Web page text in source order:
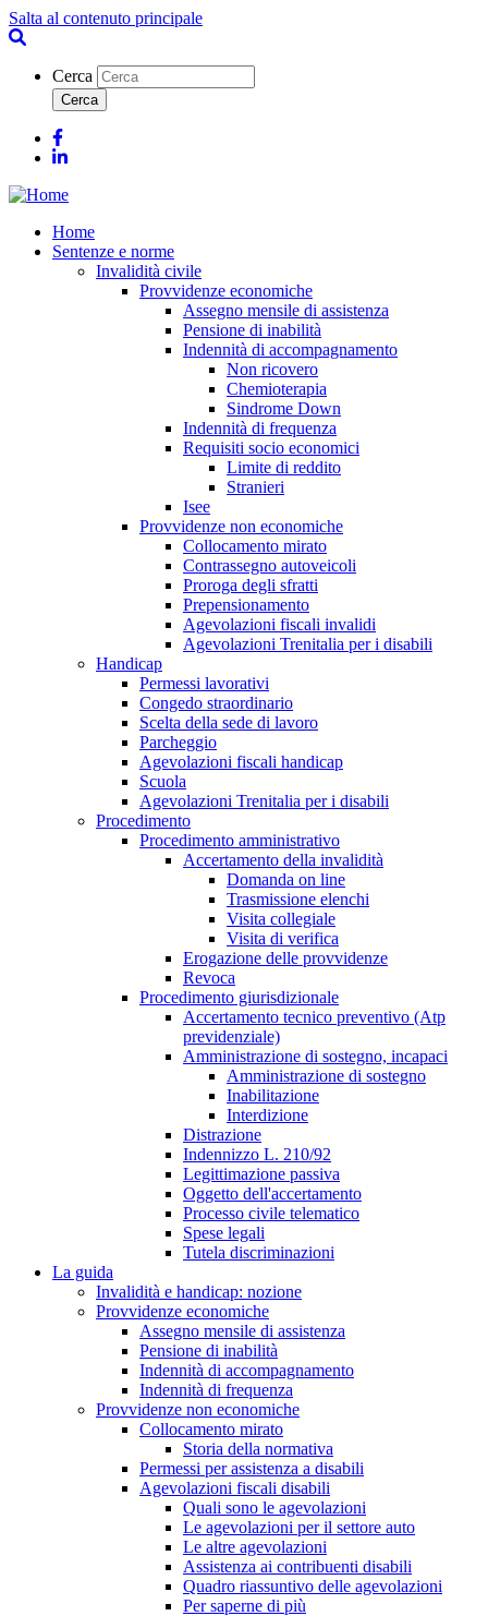
Salta al contenuto principale
Cerca
Facebook
Linkedin
Home
Sentenze e norme
Invalidità civile
Provvidenze economiche
Assegno mensile di assistenza
Pensione di inabilità
Indennità di accompagnamento
Non ricovero
Chemioterapia
Sindrome Down
Indennità di frequenza
Requisiti socio economici
Limite di reddito
Stranieri
Isee
Provvidenze non economiche
Collocamento mirato
Contrassegno autoveicoli
Proroga degli sfratti
Prepensionamento
Agevolazioni fiscali invalidi
Agevolazioni Trenitalia per i disabili
Handicap
Permessi lavorativi
Congedo straordinario
Scelta della sede di lavoro
Parcheggio
Agevolazioni fiscali handicap
Scuola
Agevolazioni Trenitalia per i disabili
Procedimento
Procedimento amministrativo
Accertamento della invalidità
Domanda on line
Trasmissione elenchi
Visita collegiale
Visita di verifica
Erogazione delle provvidenze
Revoca
Procedimento giurisdizionale
Accertamento tecnico preventivo (Atp
previdenziale)
Amministrazione di sostegno, incapaci
Amministrazione di sostegno
Inabilitazione
Interdizione
Distrazione
Indennizzo L. 210/92
Legittimazione passiva
Oggetto dell'accertamento
Processo civile telematico
Spese legali
Tutela discriminazioni
La guida
Invalidità e handicap: nozione
Provvidenze economiche
Assegno mensile di assistenza
Pensione di inabilità
Indennità di accompagnamento
Indennità di frequenza
Provvidenze non economiche
Collocamento mirato
Storia della normativa
Permessi per assistenza a disabili
Agevolazioni fiscali disabili
Quali sono le agevolazioni
Le agevolazioni per il settore auto
Le altre agevolazioni
Assistenza ai contribuenti disabili
Quadro riassuntivo delle agevolazioni
Per saperne di più